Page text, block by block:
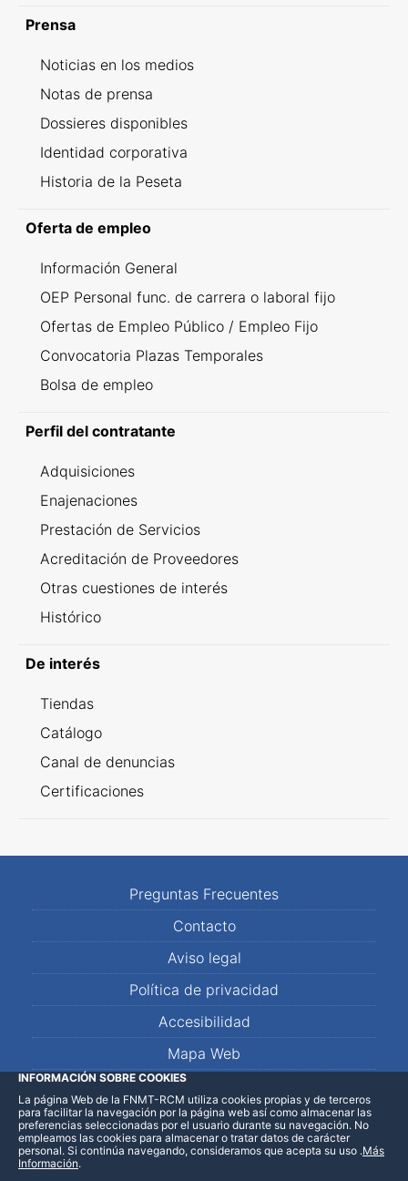
Prensa
Noticias en los medios
Notas de prensa
Dossieres disponibles
Identidad corporativa
Historia de la Peseta
Oferta de empleo
Información General
OEP Personal func. de carrera o laboral fijo
Ofertas de Empleo Público / Empleo Fijo
Convocatoria Plazas Temporales
Bolsa de empleo
Perfil del contratante
Adquisiciones
Enajenaciones
Prestación de Servicios
Acreditación de Proveedores
Otras cuestiones de interés
Histórico
De interés
Tiendas
Catálogo
Canal de denuncias
Certificaciones
Preguntas Frecuentes
Contacto
Aviso legal
Política de privacidad
Accesibilidad
Mapa Web
LinkedInFacebookWhatsApp
INFORMACIÓN SOBRE COOKIES
La página Web de la FNMT-RCM utiliza cookies propias y de terceros
para facilitar la navegación por la página web así como almacenar las
preferencias seleccionadas por el usuario durante su navegación. No
empleamos las cookies para almacenar o tratar datos de carácter
personal. Si continúa navegando, consideramos que acepta su uso .Más
Información.